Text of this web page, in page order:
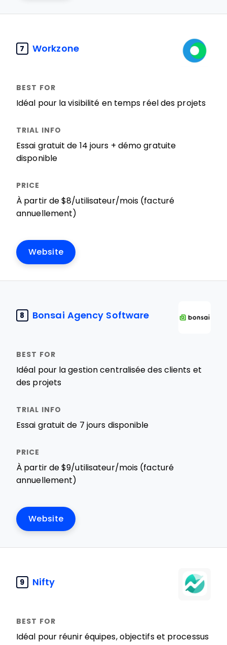
7 Workzone
Idéal pour la visibilité en temps réel des projets
Essai gratuit de 14 jours + démo gratuite
disponible
À partir de $8/utilisateur/mois (facturé
annuellement)
Website
8 Bonsai Agency Software
Idéal pour la gestion centralisée des clients et
des projets
Essai gratuit de 7 jours disponible
À partir de $9/utilisateur/mois (facturé
annuellement)
Website
9 Nifty
Idéal pour réunir équipes, objectifs et processus